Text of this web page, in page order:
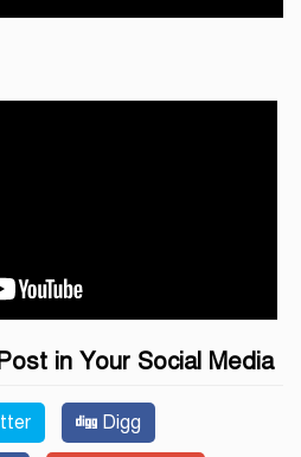
in Your Social Media
Digg